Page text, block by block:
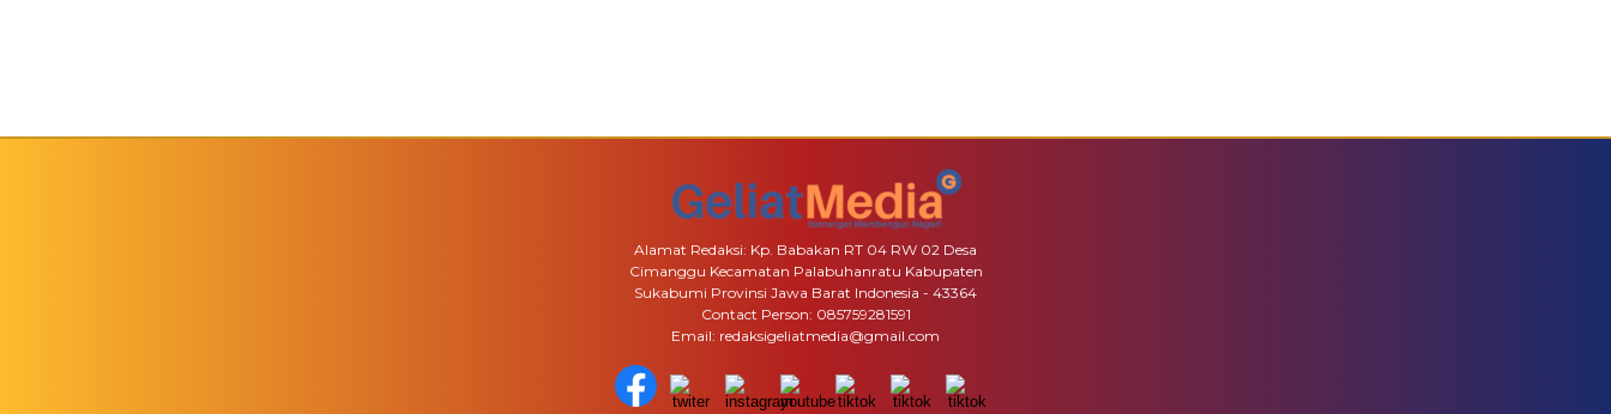
Alamat Redaksi: Kp. Babakan RT 04 RW 02 Desa
Cimanggu Kecamatan Palabuhanratu Kabupaten
Sukabumi Provinsi Jawa Barat Indonesia - 43364
Contact Person: 085759281591
Email: redaksigeliatmedia@gmail.com